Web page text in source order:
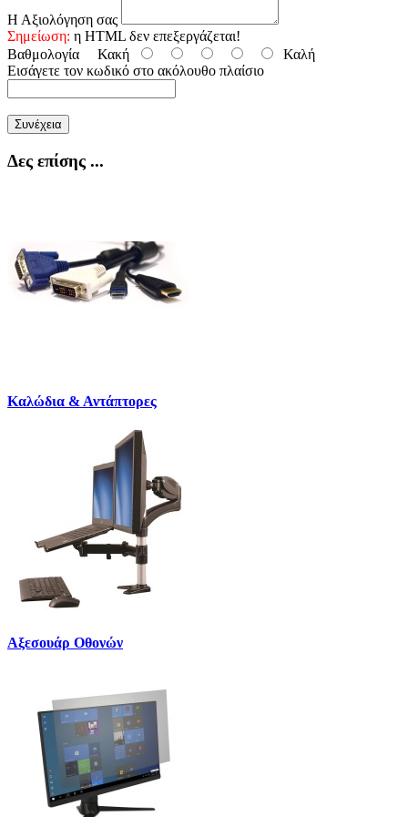
Η Αξιολόγηση σας
Σημείωση: η HTML δεν επεξεργάζεται!
Βαθμολογία Κακή
Καλή
Εισάγετε τον κωδικό στο ακόλουθο πλαίσιο
Συνέχεια
Δες επίσης ...
Καλώδια & Αντάπτορες
Αξεσουάρ Οθονών